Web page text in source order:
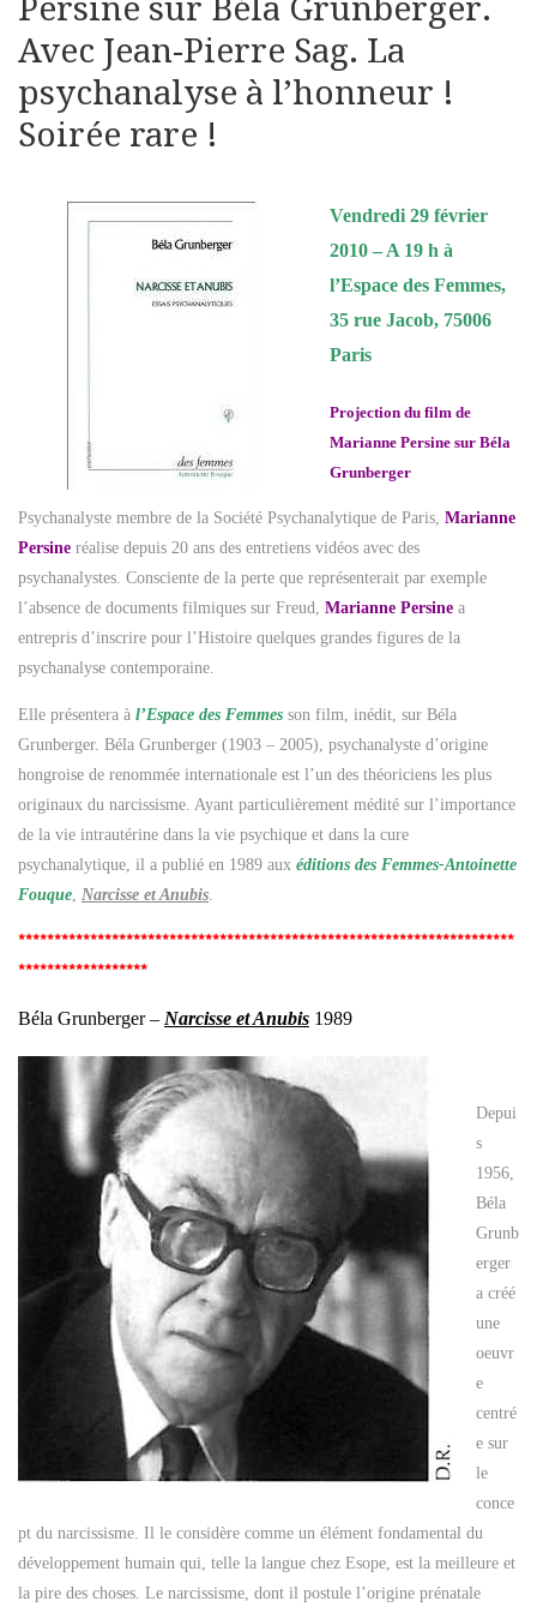
Persine sur Béla Grunberger.
Avec Jean-Pierre Sag. La
psychanalyse à l’honneur !
Soirée rare !
Vendredi 29 février
2010 – A 19 h à
l’Espace des Femmes,
35 rue Jacob, 75006
Paris
Projection du film de
Marianne Persine sur Béla
Grunberger
Psychanalyste membre de la Société Psychanalytique de Paris, Marianne
Persine réalise depuis 20 ans des entretiens vidéos avec des
psychanalystes. Consciente de la perte que représenterait par exemple
l’absence de documents filmiques sur Freud, Marianne Persine a
entrepris d’inscrire pour l’Histoire quelques grandes figures de la
psychanalyse contemporaine.
Elle présentera à l’Espace des Femmes son film, inédit, sur Béla
Grunberger. Béla Grunberger (1903 – 2005), psychanalyste d’origine
hongroise de renommée internationale est l’un des théoriciens les plus
originaux du narcissisme. Ayant particulièrement médité sur l’importance
de la vie intrautérine dans la vie psychique et dans la cure
psychanalytique, il a publié en 1989 aux éditions des Femmes-Antoinette
Fouque Narcisse et Anubis
*********************************************************************
******************
Béla Grunberger – Narcisse et Anubis 1989
Depui
s
1956,
Béla
Grunb
erger
a créé
une
oeuvr
e
centré
e sur
le
conce
pt du narcissisme. Il le considère comme un élément fondamental du
développement humain qui, telle la langue chez Esope, est la meilleure et
la pire des choses. Le narcissisme, dont il postule l’origine prénatale